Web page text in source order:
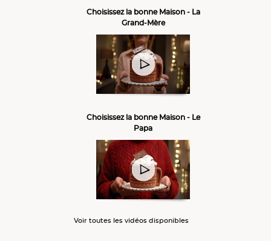
Choisissez la bonne Maison - La
Grand-Mère
Choisissez la bonne Maison - Le
Papa
Voir toutes les vidéos disponibles